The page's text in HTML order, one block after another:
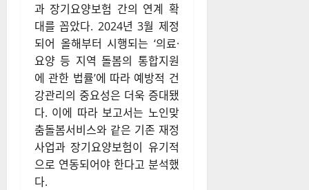
과 장기요양보험 간의 연계 확
대를 꼽았다. 2024년 3월 제정
되어 올해부터 시행되는 ‘의료·
요양 등 지역 돌봄의 통합지원
에 관한 법률’에 따라 예방적 건
강관리의 중요성은 더욱 증대됐
다. 이에 따라 보고서는 노인맞
춤돌봄서비스와 같은 기존 재정
사업과 장기요양보험이 유기적
으로 연동되어야 한다고 분석했
다.